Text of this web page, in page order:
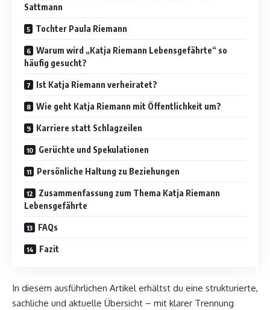
Sattmann
Tochter Paula Riemann
Warum wird „Katja Riemann Lebensgefährte“ so
häufig gesucht?
Ist Katja Riemann verheiratet?
Wie geht Katja Riemann mit Öffentlichkeit um?
Karriere statt Schlagzeilen
Gerüchte und Spekulationen
Persönliche Haltung zu Beziehungen
Zusammenfassung zum Thema Katja Riemann
Lebensgefährte
FAQs
Fazit
In diesem ausführlichen Artikel erhältst du eine strukturierte,
sachliche und aktuelle Übersicht – mit klarer Trennung